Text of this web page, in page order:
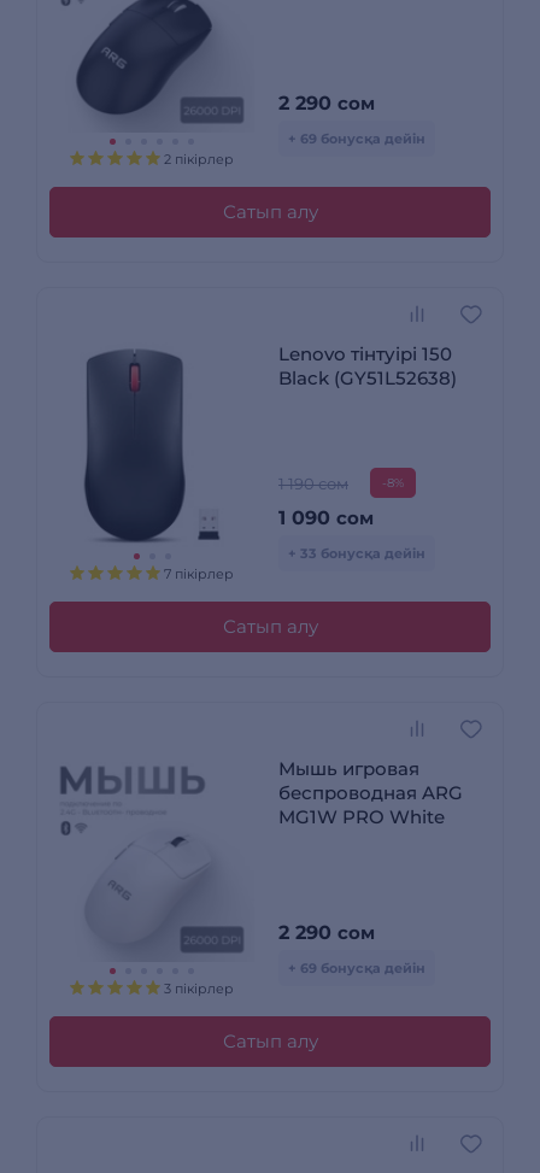
2 пікірлер
2 290 сом
+ 69 бонусқа дейін
Сатып алу
7 пікірлер
Lenovo тінтуірі 150
Black (GY51L52638)
1 190 сом -8%
1 090 сом
+ 33 бонусқа дейін
Сатып алу
3 пікірлер
Мышь игровая
беспроводная ARG
MG1W PRO White
2 290 сом
+ 69 бонусқа дейін
Сатып алу